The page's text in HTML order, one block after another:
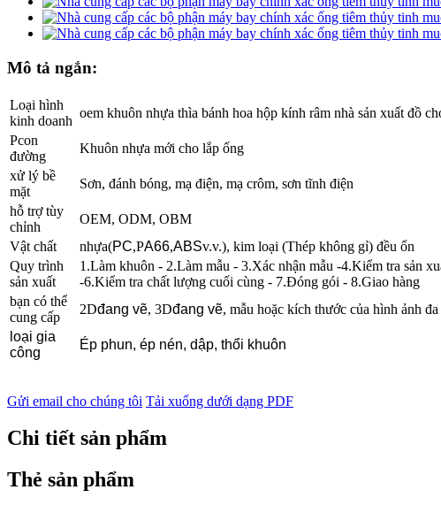
Mô tả ngắn:
Loại hình
kinh doanh
oem khuôn nhựa thìa bánh hoa hộp kính râm nhà sản xuất đồ
Pcon
đường
Khuôn nhựa mới cho lắp ống
xử lý bề
mặt
Sơn, đánh bóng, mạ điện, mạ crôm, sơn tĩnh điện
hỗ trợ tùy
chỉnh
OEM, ODM, OBM
Vật chất
nhựa(PC,PA66,ABSv.v.), kim loại (Thép không gỉ) đều ổn
Quy trình
sản xuất
1.Làm khuôn - 2.Làm mẫu - 3.Xác nhận mẫu -4.Kiểm tra sản
-6.Kiểm tra chất lượng cuối cùng - 7.Đóng gói - 8.Giao hàng
bạn có thể
cung cấp
2Dđang vẽ, 3Dđang vẽ, mẫu hoặc kích thước của hình ảnh
loại gia
công
Ép phun, ép nén, dập, thổi khuôn
Gửi email cho chúng tôi Tải xuống dưới dạng PDF
Chi tiết sản phẩm
Thẻ sản phẩm